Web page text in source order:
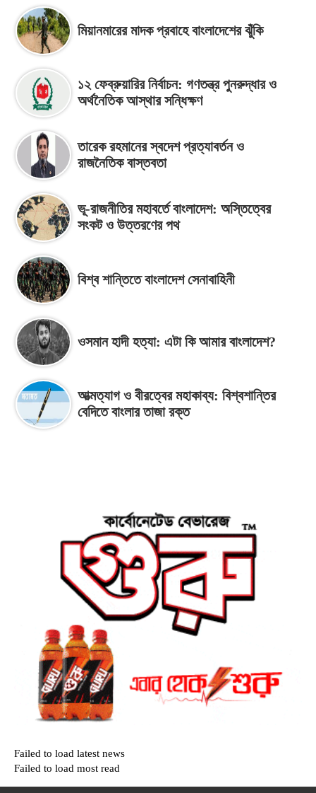
মিয়ানমারের মাদক প্রবাহে বাংলাদেশের ঝুঁকি
১২ ফেব্রুয়ারির নির্বাচন: গণতন্ত্র পুনরুদ্ধার ও
অর্থনৈতিক আস্থার সন্ধিক্ষণ
তারেক রহমানের স্বদেশ প্রত্যাবর্তন ও
রাজনৈতিক বাস্তবতা
ভূ-রাজনীতির মহাবর্তে বাংলাদেশ: অস্তিত্বের
সংকট ও উত্তরণের পথ
বিশ্ব শান্তিতে বাংলাদেশ সেনাবাহিনী
ওসমান হাদী হত্যা: এটা কি আমার বাংলাদেশ?
আত্মত্যাগ ও বীরত্বের মহাকাব্য: বিশ্বশান্তির
বেদিতে বাংলার তাজা রক্ত
Failed to load latest news
Failed to load most read